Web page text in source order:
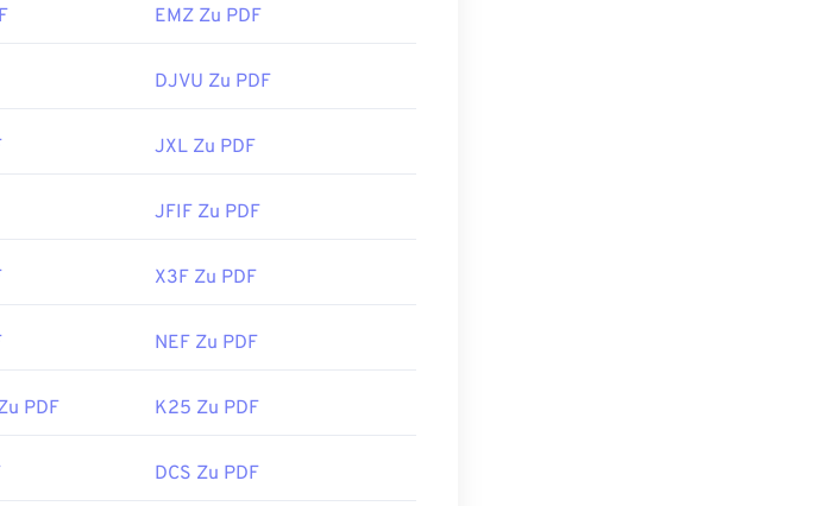
EMZ Zu PDF
DJVU Zu PDF
JXL Zu PDF
JFIF Zu PDF
X3F Zu PDF
NEF Zu PDF
PDF K25 Zu PDF
DCS Zu PDF